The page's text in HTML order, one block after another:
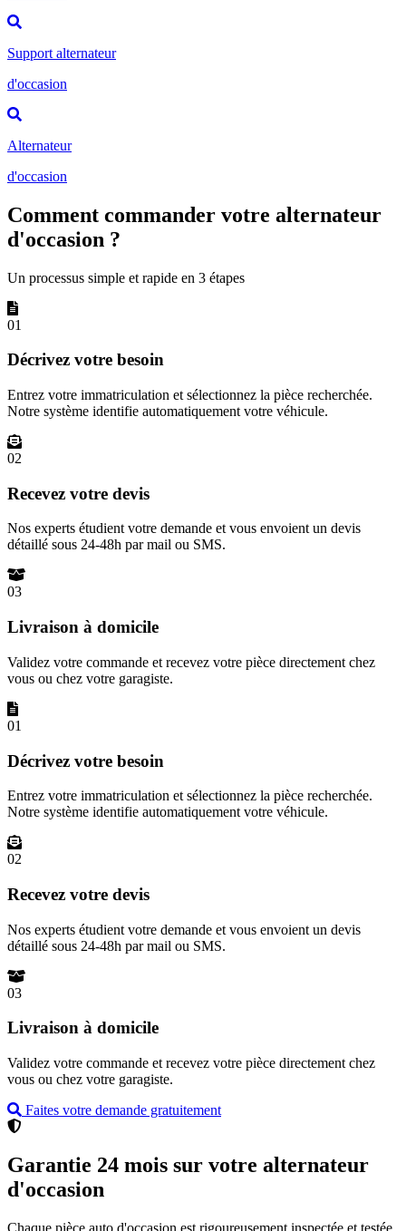
Support alternateur
d'occasion
Alternateur
d'occasion
Comment commander votre alternateur
d'occasion ?
Un processus simple et rapide en 3 étapes
01
Décrivez votre besoin
Entrez votre immatriculation et sélectionnez la pièce recherchée.
Notre système identifie automatiquement votre véhicule.
02
Recevez votre devis
Nos experts étudient votre demande et vous envoient un devis
détaillé sous 24-48h par mail ou SMS.
03
Livraison à domicile
Validez votre commande et recevez votre pièce directement chez
vous ou chez votre garagiste.
01
Décrivez votre besoin
Entrez votre immatriculation et sélectionnez la pièce recherchée.
Notre système identifie automatiquement votre véhicule.
02
Recevez votre devis
Nos experts étudient votre demande et vous envoient un devis
détaillé sous 24-48h par mail ou SMS.
03
Livraison à domicile
Validez votre commande et recevez votre pièce directement chez
vous ou chez votre garagiste.
Faites votre demande gratuitement
Garantie 24 mois sur votre alternateur
d'occasion
Chaque pièce auto d'occasion est rigoureusement inspectée et testée